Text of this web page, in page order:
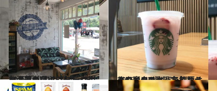
2018.11.17
お洒落ハワイコーディネーターが選ぶ メローな街マノアのLOVEスポット
旅＆お出かけ 2018.10.31
ハワイのスタバで飲めるドリンク9選 限定メニューや裏メニューを制覇せよ
旅＆お出かけ